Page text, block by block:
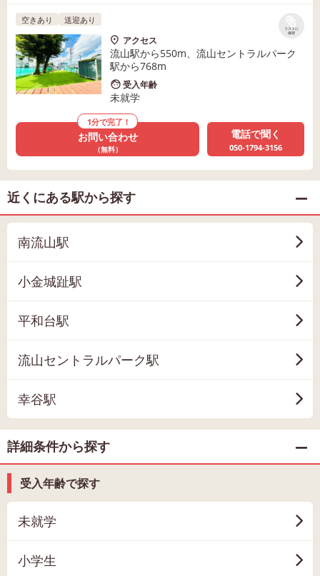
リストに
保存
空きあり 送迎あり
アクセス
流山駅から550m、流山セントラルパーク
駅から768m
受入年齢
未就学
1分で完了！
お問い合わせ
（無料）
電話で聞く
050-1794-3156
近くにある駅から探す
南流山駅
小金城趾駅
平和台駅
流山セントラルパーク駅
幸谷駅
詳細条件から探す
受入年齢で探す
未就学
小学生